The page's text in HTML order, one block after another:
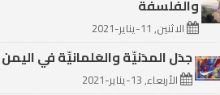
والفلسفة
الاثنين, 11-يناير-2021
جدَل المدَنيِّة والعَلمانيِّة في اليمن
الأربعاء, 13-يناير-2021